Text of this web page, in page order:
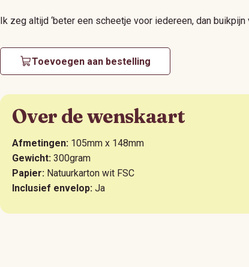
Ik zeg altijd ‘beter een scheetje voor iedereen, dan
Toevoegen aan bestelling
Over de wenskaart
Afmetingen: 105mm x 148mm
Gewicht: 300gram
Papier: Natuurkarton wit FSC
Inclusief envelop: Ja